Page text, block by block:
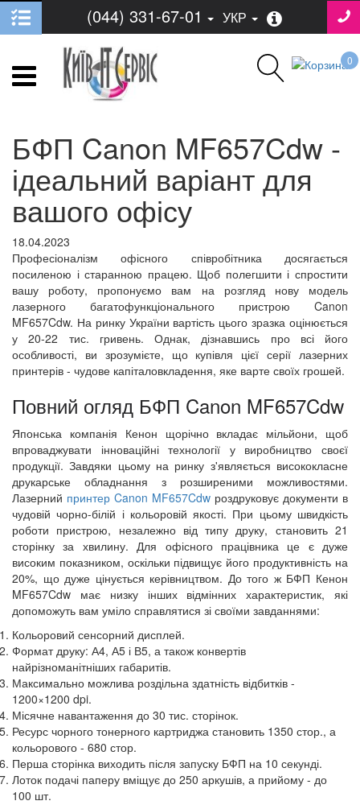
(044) 331-67-01 УКР
0
БФП Canon MF657Cdw -
ідеальний варіант для
вашого офісу
18.04.2023
Професіоналізм офісного співробітника досягається
посиленою і старанною працею. Щоб полегшити і спростити
вашу роботу, пропонуємо вам на розгляд нову модель
лазерного багатофункціонального пристрою Canon
MF657Cdw. На ринку України вартість цього зразка оцінюється
у 20-22 тис. гривень. Однак, дізнавшись про всі його
особливості, ви зрозумієте, що купівля цієї серії лазерних
принтерів - чудове капіталовкладення, яке варте своїх грошей.
Повний огляд БФП Canon MF657Cdw
Японська компанія Кенон щорічно вкладає мільйони, щоб
впроваджувати інноваційні технології у виробництво своєї
продукції. Завдяки цьому на ринку з'являється висококласне
друкарське обладнання з розширеними можливостями.
Лазерний принтер Canon MF657Cdw роздруковує документи в
чудовій чорно-білій і кольоровій якості. При цьому швидкість
роботи пристрою, незалежно від типу друку, становить 21
сторінку за хвилину. Для офісного працівника це є дуже
високим показником, оскільки підвищує його продуктивність на
20%, що дуже цінується керівництвом. До того ж БФП Кенон
MF657Cdw має низку інших відмінних характеристик, які
допоможуть вам уміло справлятися зі своїми завданнями:
Кольоровий сенсорний дисплей.
Формат друку: А4, А5 і В5, а також конвертів
найрізноманітніших габаритів.
Максимально можлива роздільна здатність відбитків -
1200×1200 dpi.
Місячне навантаження до 30 тис. сторінок.
Ресурс чорного тонерного картриджа становить 1350 стор., а
кольорового - 680 стор.
Перша сторінка виходить після запуску БФП на 10 секунді.
Лоток подачі паперу вміщує до 250 аркушів, а прийому - до
100 шт.